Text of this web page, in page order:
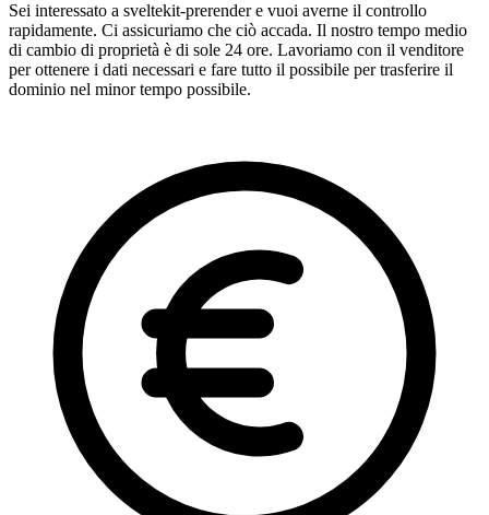
Sei interessato a sveltekit-prerender e vuoi averne il controllo
rapidamente. Ci assicuriamo che ciò accada. Il nostro tempo medio
di cambio di proprietà è di sole 24 ore. Lavoriamo con il venditore
per ottenere i dati necessari e fare tutto il possibile per trasferire il
dominio nel minor tempo possibile.